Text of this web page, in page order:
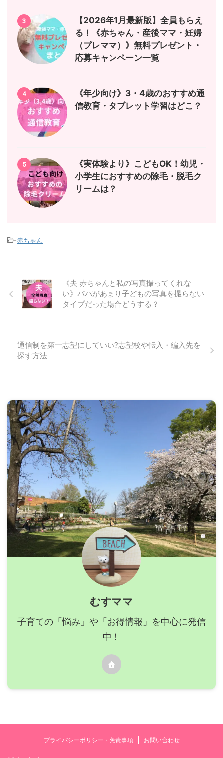
3
【2026年1月最新版】全員もらえ
る！《赤ちゃん・産後ママ・妊婦
（プレママ）》無料プレゼント・
応募キャンペーン一覧
4
《年少向け》3・4歳のおすすめ通
信教育・タブレット学習はどこ？
5
《実体験より》こどもOK！幼児・
小学生におすすめの除毛・脱毛ク
リームは？
-赤ちゃん
《夫 赤ちゃんと私の写真撮ってくれな
い》パパがあまり子どもの写真を撮らない
タイプだった場合どうする？
通信制を第一志望にしていい?志望校や転入・編入先を
探す方法
むすママ
子育ての「悩み」や「お得情報」を中心に発信
中！
プライバシーポリシー・免責事項 お問い合わせ